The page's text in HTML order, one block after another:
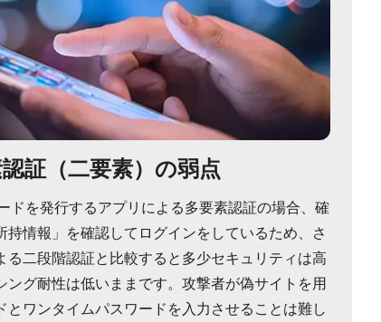
証（二要素）の弱点
ドを発行するアプリによる多要素認証の場合、確
情報」を確認してログインをしているため、さ
る二段階認証と比較すると多少セキュリティは高
ング耐性は低いままです。攻撃者が偽サイトを用
ワンタイムパスワードを入力させることは難し